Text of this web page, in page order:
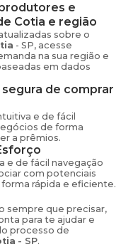
e
Cotia e região
sobre o
- SP, acesse
na sua região e
em dados
de comprar
e de fácil
de forma
a prêmios.
e de fácil navegação
com potenciais
rápida e eficiente.
sempre que precisar,
para te ajudar e
processo de
- SP.